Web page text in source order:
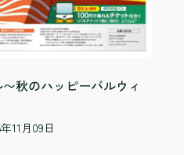
秋のハッピーバルウィ
11月09日